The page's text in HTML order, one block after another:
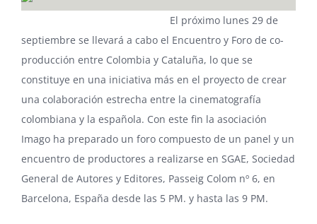
El próximo lunes 29 de
septiembre se llevará a cabo el Encuentro y Foro de co-
producción entre Colombia y Cataluña, lo que se
constituye en una iniciativa más en el proyecto de crear
una colaboración estrecha entre la cinematografía
colombiana y la española. Con este fin la asociación
Imago ha preparado un foro compuesto de un panel y un
encuentro de productores a realizarse en SGAE, Sociedad
General de Autores y Editores, Passeig Colom nº 6, en
Barcelona, España desde las 5 PM. y hasta las 9 PM.